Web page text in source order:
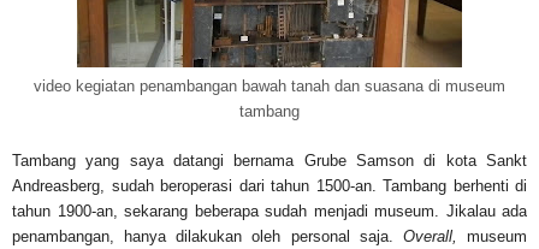
video kegiatan penambangan bawah tanah dan suasana di museum
tambang
Tambang yang saya datangi bernama Grube Samson di kota Sankt
Andreasberg, sudah beroperasi dari tahun 1500-an. Tambang berhenti di
tahun 1900-an, sekarang beberapa sudah menjadi museum. Jikalau ada
penambangan, hanya dilakukan oleh personal saja. Overall,museum